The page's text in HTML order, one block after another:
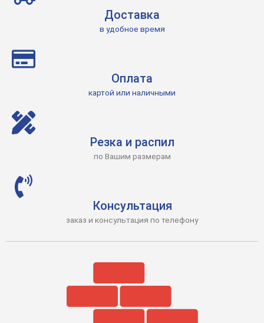
Доставка
в удобное время
Оплата
картой или наличными
Резка и распил
по Вашим размерам
Консультация
заказ и консультация по телефону